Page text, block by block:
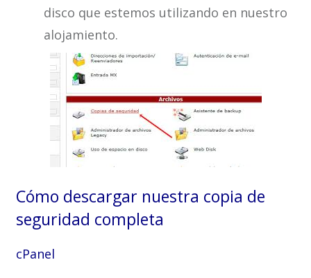
disco que estemos utilizando en nuestro
alojamiento.
Cómo descargar nuestra copia de
seguridad completa
cPanel